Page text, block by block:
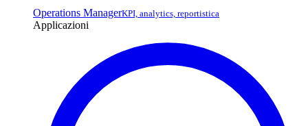
Operations ManagerKPI, analytics, reportistica
Applicazioni